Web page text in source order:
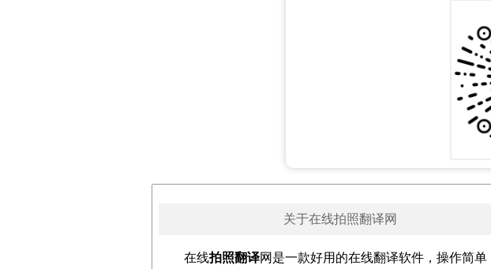
关于在线拍照翻译网
在线拍照翻译网是一款好用的在线翻译软件，操作简单